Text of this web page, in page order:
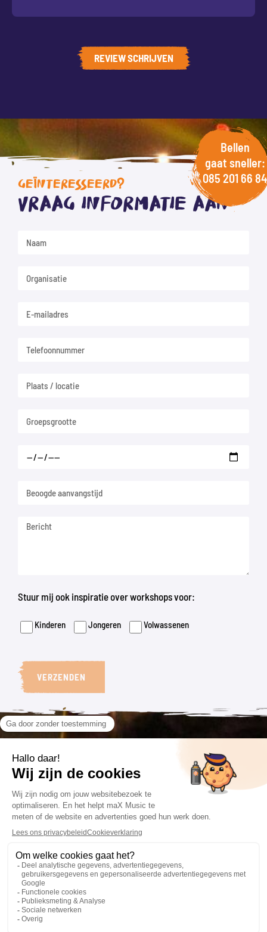
REVIEW SCHRIJVEN
Bellen
gaat sneller:
085 201 66 84
GEÏNTERESSEERD?
Vraag informatie aan
Stuur mij ook inspiratie over workshops voor:
Kinderen Jongeren Volwassenen
VERZENDEN
CONTACT
085 201 66 84
info@maxmusic.nl
VOLG ONS
VOORWAARDEN